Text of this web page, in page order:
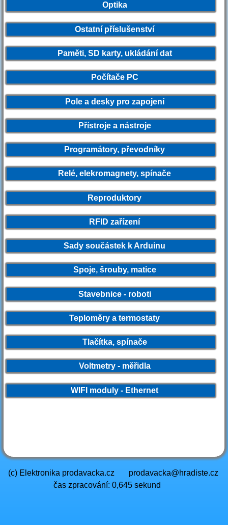
Optika
Ostatní příslušenství
Paměti, SD karty, ukládání dat
Počítače PC
Pole a desky pro zapojení
Přístroje a nástroje
Programátory, převodníky
Relé, elekromagnety, spínače
Reproduktory
RFID zařízení
Sady součástek k Arduinu
Spoje, šrouby, matice
Stavebnice - roboti
Teploměry a termostaty
Tlačítka, spínače
Voltmetry - měřidla
WIFI moduly - Ethernet
(c) Elektronika prodavacka.cz prodavacka@hradiste.cz
čas zpracování: 0,645 sekund